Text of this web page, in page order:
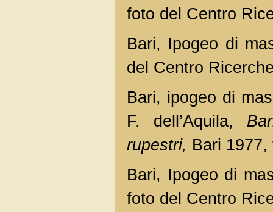
foto del Centro
Bari, Ipogeo di
del Centro
Bari, ipogeo di
F. dell’Aquila,
rupestri, Bari 1977,
Bari, Ipogeo di
foto del Centro